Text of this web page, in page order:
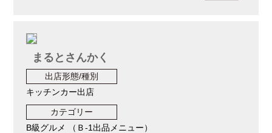
まるとさんかく
出店形態/種別
キッチンカー出店
カテゴリー
B級グルメ （Ｂ-1出品メニュー）